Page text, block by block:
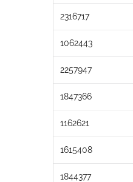
2316717
1062443
2257947
1847366
1162621
1615408
1844377